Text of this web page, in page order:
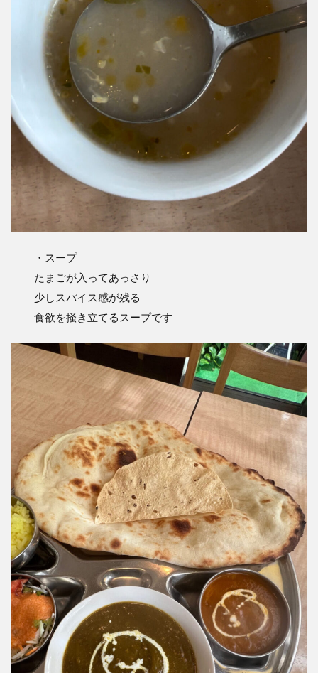
・スープ
たまごが入ってあっさり
少しスパイス感が残る
食欲を掻き立てるスープです